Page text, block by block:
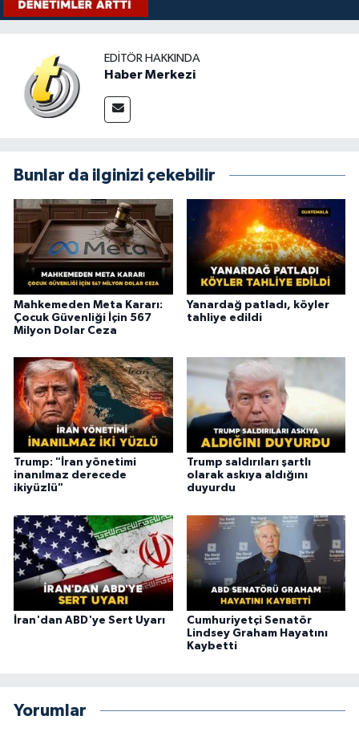
EDITÖR HAKKINDA
Haber Merkezi
Bunlar da ilginizi çekebilir
Mahkemeden Meta Kararı:
Çocuk Güvenliği İçin 567
Milyon Dolar Ceza
Yanardağ patladı, köyler
tahliye edildi
Trump: "İran yönetimi
inanılmaz derecede
ikiyüzlü"
Trump saldırıları şartlı
olarak askıya aldığını
duyurdu
İran'dan ABD'ye Sert Uyarı
Cumhuriyetçi Senatör
Lindsey Graham Hayatını
Kaybetti
Yorumlar